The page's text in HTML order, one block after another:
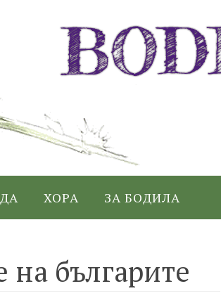
ХОРА ЗА БОДИЛА
българите